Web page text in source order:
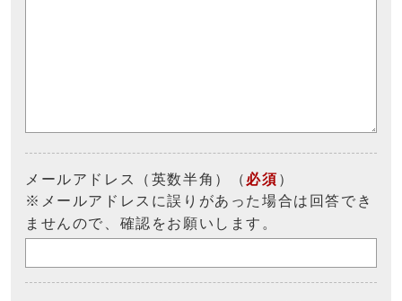
メールアドレス（英数半角）（ 必須 ）
※メールアドレスに誤りがあった場合は回答でき
ませんので、確認をお願いします。